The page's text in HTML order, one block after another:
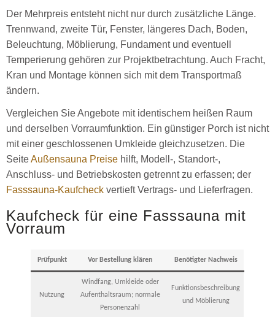
Der Mehrpreis entsteht nicht nur durch zusätzliche Länge.
Trennwand, zweite Tür, Fenster, längeres Dach, Boden,
Beleuchtung, Möblierung, Fundament und eventuell
Temperierung gehören zur Projektbetrachtung. Auch Fracht,
Kran und Montage können sich mit dem Transportmaß
ändern.
Vergleichen Sie Angebote mit identischem heißen Raum
und derselben Vorraumfunktion. Ein günstiger Porch ist nicht
mit einer geschlossenen Umkleide gleichzusetzen. Die
SeiteAußensauna Preise hilft, Modell-, Standort-,
Anschluss- und Betriebskosten getrennt zu erfassen; der
Fasssauna-Kaufcheck vertieft Vertrags- und Lieferfragen.
Kaufcheck für eine Fasssauna mit
Vorraum
Prüfpunkt Vor Bestellung klären Benötigter Nachweis
Nutzung
Windfang, Umkleide oder
Aufenthaltsraum; normale
Personenzahl
Funktionsbeschreibung
und Möblierung